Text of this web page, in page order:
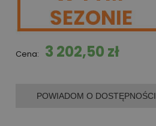
Cena: 3 202,50 zł
POWIADOM O DOSTĘPNOŚCI